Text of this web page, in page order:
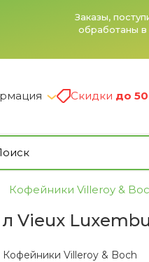
Заказы,
обработаны в
Скидки до
Кофейники Villeroy &
Vieux
Кофейники Villeroy & Boch